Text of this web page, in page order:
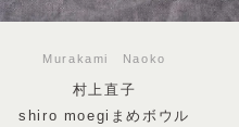
Murakami Naoko
村上直子
shiro moegiまめボウル